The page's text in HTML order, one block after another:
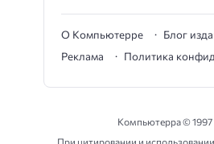
О Компьютерре Блог
Реклама
Политика
Компьютерра ©